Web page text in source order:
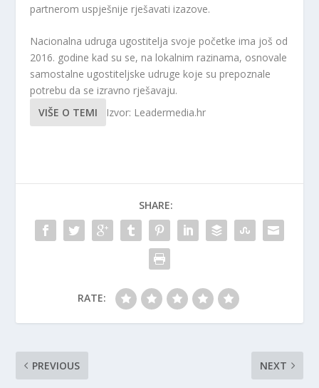
partnerom uspješnije rješavati izazove.
Nacionalna udruga ugostitelja svoje početke ima još od
2016. godine kad su se, na lokalnim razinama, osnovale
samostalne ugostiteljske udruge koje su prepoznale
potrebu da se izravno rješavaju.
VIŠE O TEMI
Izvor: Leadermedia.hr
SHARE:
RATE:
PREVIOUS NEXT